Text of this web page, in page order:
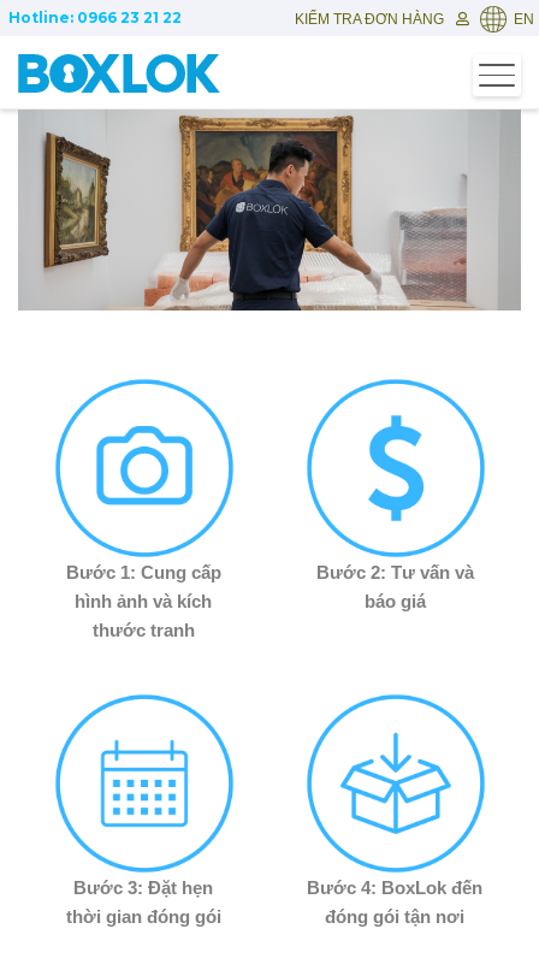
Hotline: 0966 23 21 22 KIỂM TRA ĐƠN HÀNG EN
Bước 1: Cung cấp
hình ảnh và kích
thước tranh
Bước 2: Tư vấn và
báo giá
Bước 3: Đặt hẹn
thời gian đóng gói
Bước 4: BoxLok đến
đóng gói tận nơi